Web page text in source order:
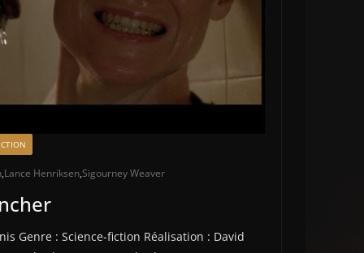
,Lance Henriksen,Sigourney Weaver
Genre : Science-fiction Réalisation : David